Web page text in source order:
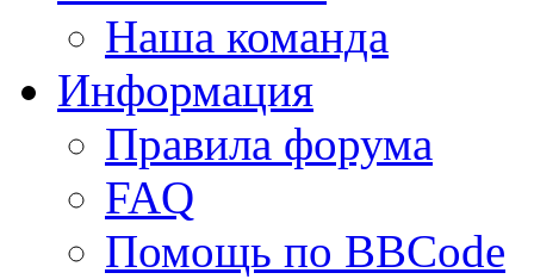
Наша команда
Информация
Правила форума
FAQ
Помощь по BBCode